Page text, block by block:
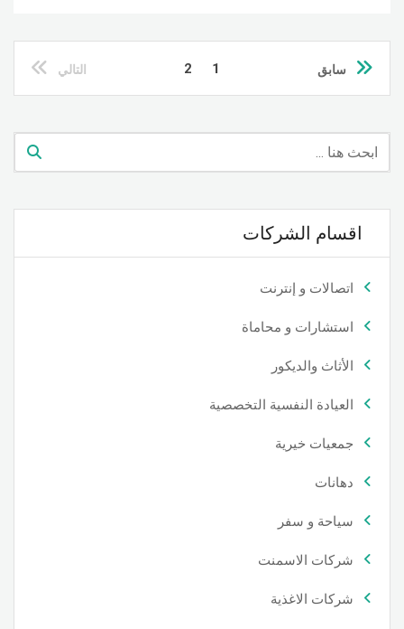
سابق 1
2 التالي
اقسام الشركات
اتصالات و إنترنت
استشارات و محاماة
الأثاث والديكور
العيادة النفسية التخصصية
جمعيات خيرية
دهانات
سياحة و سفر
شركات الاسمنت
شركات الاغذية